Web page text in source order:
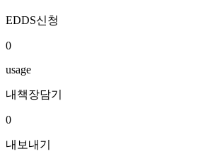
EDDS신청
0
usage
내책장담기
0
내보내기